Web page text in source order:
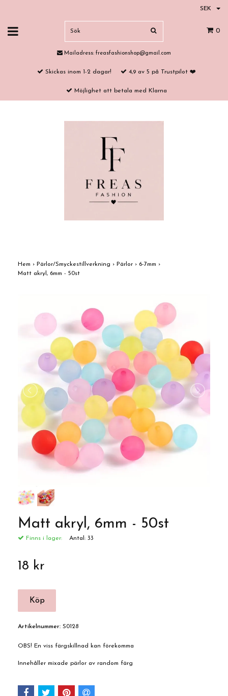
SEK
0
Mailadress: freasfashionshop@gmail.com
Skickas inom 1-2 dagar! 4,9 av 5 på Trustpilot ❤️
Möjlighet att betala med Klarna
Hem › Pärlor/Smyckestillverkning › Pärlor › 6-7mm ›
Matt akryl, 6mm - 50st
Matt akryl, 6mm - 50st
Finns i lager: Antal: 33
18 kr
Artikelnummer: S0128
OBS! En viss färgskillnad kan förekomma
Innehåller mixade pärlor av random färg